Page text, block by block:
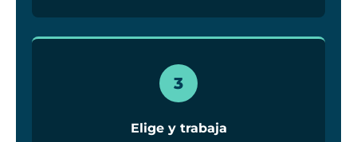
3
Elige y trabaja